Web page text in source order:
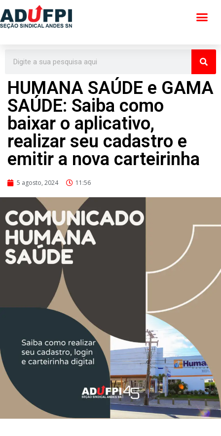
Pular
conteúdo
HUMANA SAÚDE e GAMA
SAÚDE: Saiba como
baixar o aplicativo,
realizar seu cadastro e
emitir a nova carteirinha
5 agosto, 2024 11:56